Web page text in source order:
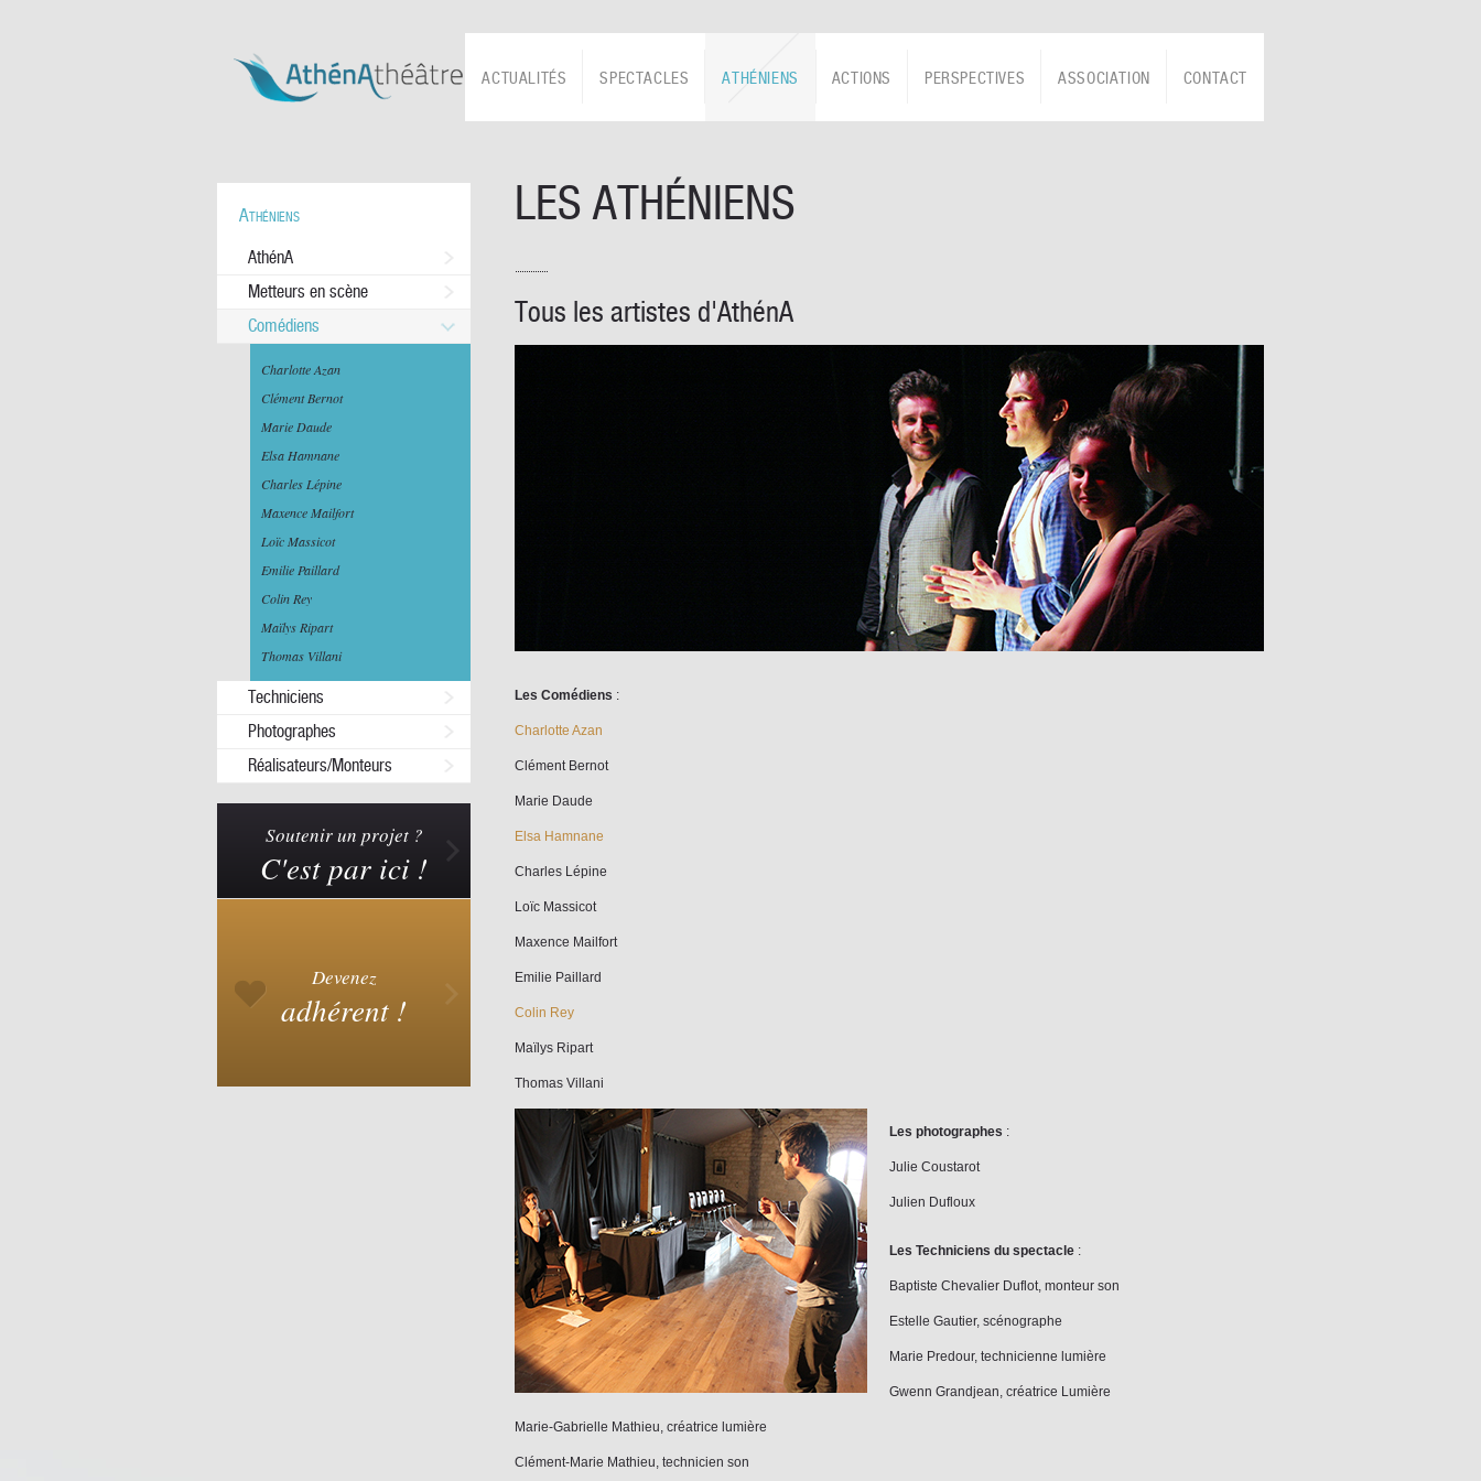
CONTACT
ASSOCIATION
PERSPECTIVES
ACTIONS
ATHÉNIENS
SPECTACLES
ACTUALITÉS
Athéniens
AthénA
Metteurs en scène
Comédiens
Charlotte Azan
Clément Bernot
Marie Daude
Elsa Hamnane
Charles Lépine
Maxence Mailfort
Loïc Massicot
Emilie Paillard
Colin Rey
Maïlys Ripart
Thomas Villani
Techniciens
Photographes
Réalisateurs/Monteurs
Soutenir un projet ?
C'est par ici !
Devenez
adhérent !
LES ATHÉNIENS
Tous les artistes d'AthénA
Les Comédiens :
Charlotte Azan
Clément Bernot
Marie Daude
Elsa Hamnane
Charles Lépine
Loïc Massicot
Maxence Mailfort
Emilie Paillard
Colin Rey
Maïlys Ripart
Thomas Villani
Les photographes :
Julie Coustarot
Julien Dufloux
Les Techniciens du spectacle :
Baptiste Chevalier Duflot, monteur son
Estelle Gautier, scénographe
Marie Predour, technicienne lumière
Gwenn Grandjean, créatrice Lumière
Marie-Gabrielle Mathieu, créatrice lumière
Clément-Marie Mathieu, technicien son